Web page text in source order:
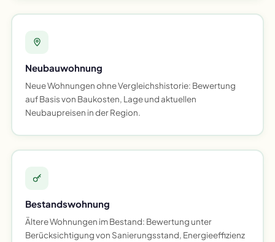
Neubauwohnung
Neue Wohnungen ohne Vergleichshistorie: Bewertung
auf Basis von Baukosten, Lage und aktuellen
Neubaupreisen in der Region.
Bestandswohnung
Ältere Wohnungen im Bestand: Bewertung unter
Berücksichtigung von Sanierungsstand, Energieeffizienz